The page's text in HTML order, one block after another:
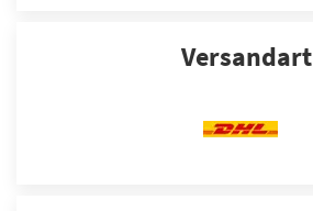
Versandart